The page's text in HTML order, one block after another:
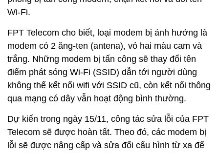
Wi-Fi.
FPT Telecom cho biết, loại modem bị ảnh hưởng là
modem có 2 ăng-ten (antena), vỏ hai màu cam và
trắng. Những modem bị tấn công sẽ thay đổi tên
điểm phát sóng Wi-Fi (SSID) dẫn tới người dùng
không thể kết nối wifi với SSID cũ, còn kết nối thông
qua mạng có dây vẫn hoạt động bình thường.
Dự kiến trong ngày 15/11, công tác sửa lỗi của FPT
Telecom sẽ được hoàn tất. Theo đó, các modem bị
lỗi sẽ được nâng cấp và sửa đổi cấu hình từ xa để